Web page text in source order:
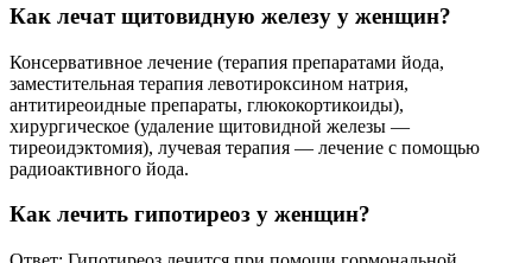
Как лечат щитовидную железу у женщин?
Консервативное лечение (терапия препаратами йода,
заместительная терапия левотироксином натрия,
антитиреоидные препараты, глюкокортикоиды),
хирургическое (удаление щитовидной железы —
тиреоидэктомия), лучевая терапия — лечение с помощью
радиоактивного йода.
Как лечить гипотиреоз у женщин?